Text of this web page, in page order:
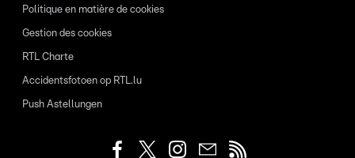
Politique en matière de cookies
Gestion des cookies
RTL Charte
Accidentsfotoen op RTL.lu
Push Astellungen